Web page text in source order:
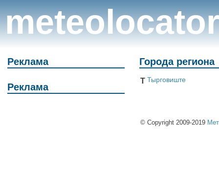
meteolocator
Реклама
Реклама
Города региона
Т Тырговиште
© Copyright 2009-2019